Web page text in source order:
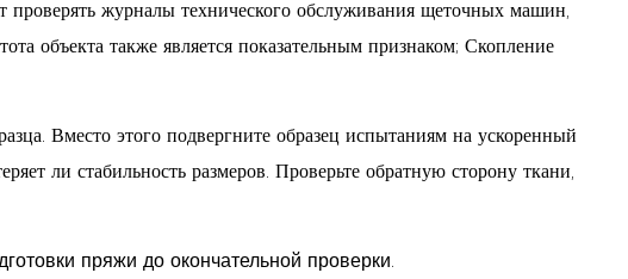
проверять журналы технического обслуживания щеточных машин,
объекта также является показательным признаком; Скопление
Вместо этого подвергните образец испытаниям на ускоренный
ли стабильность размеров. Проверьте обратную сторону ткани,
пряжи до окончательной проверки.